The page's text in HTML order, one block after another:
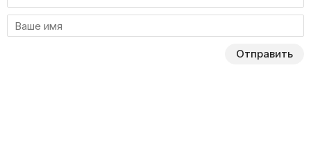
Отправить